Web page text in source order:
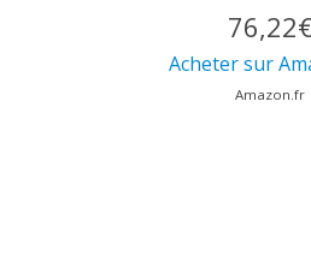
Acheter sur
Amazon.fr